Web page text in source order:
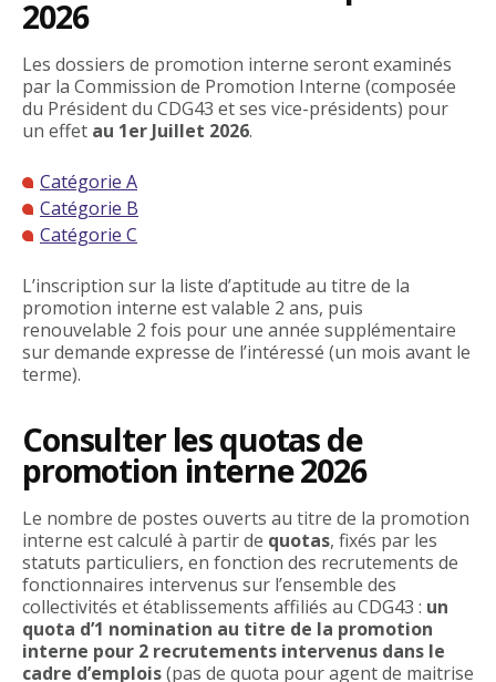
2026
Les dossiers de promotion interne seront examinés
par la Commission de Promotion Interne (composée
du Président du CDG43 et ses vice-présidents) pour
un effet au 1er Juillet 2026.
Catégorie A
Catégorie B
Catégorie C
L’inscription sur la liste d’aptitude au titre de la
promotion interne est valable 2 ans, puis
renouvelable 2 fois pour une année supplémentaire
sur demande expresse de l’intéressé (un mois avant le
terme).
Consulter les quotas de
promotion interne 2026
Le nombre de postes ouverts au titre de la promotion
interne est calculé à partir de quotas, fixés par les
statuts particuliers, en fonction des recrutements de
fonctionnaires intervenus sur l’ensemble des
collectivités et établissements affiliés au CDG43 : un
quota d’1 nomination au titre de la promotion
interne pour 2 recrutements intervenus dans le
cadre d’emplois(pas de quota pour agent de maitrise